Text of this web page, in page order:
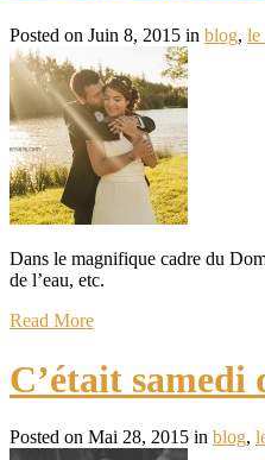
Posted on Juin 8, 2015 in blog, le
Dans le magnifique cadre du
de l’eau, etc.
Read More
C’était samedi
Posted on Mai 28, 2015 in blog,